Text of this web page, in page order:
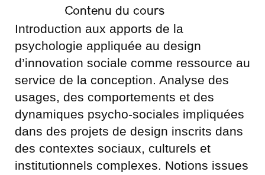
Contenu du cours
Introduction aux apports de la
psychologie appliquée au design
d’innovation sociale comme ressource au
service de la conception. Analyse des
usages, des comportements et des
dynamiques psycho-sociales impliquées
dans des projets de design inscrits dans
des contextes sociaux, culturels et
institutionnels complexes. Notions issues